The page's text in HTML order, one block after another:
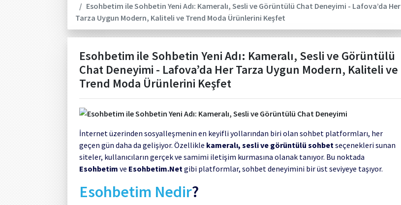
Esohbetim ile Sohbetin Yeni Adı: Kameralı, Sesli ve Görüntülü Chat Deneyimi - Lafova’da Her
Tarza Uygun Modern, Kaliteli ve Trend Moda Ürünlerini Keşfet
Esohbetim ile Sohbetin Yeni Adı: Kameralı, Sesli ve Görüntülü
Chat Deneyimi - Lafova’da Her Tarza Uygun Modern, Kaliteli ve
Trend Moda Ürünlerini Keşfet
İnternet üzerinden sosyalleşmenin en keyifli yollarından biri olan sohbet platformları, her
geçen gün daha da gelişiyor. Özellikle kameralı, sesli ve görüntülü sohbetseçenekleri sunan
siteler, kullanıcıların gerçek ve samimi iletişim kurmasına olanak tanıyor. Bu noktada
Esohbetim ve Esohbetim.Netgibi platformlar, sohbet deneyimini bir üst seviyeye taşıyor.
Esohbetim Nedir?